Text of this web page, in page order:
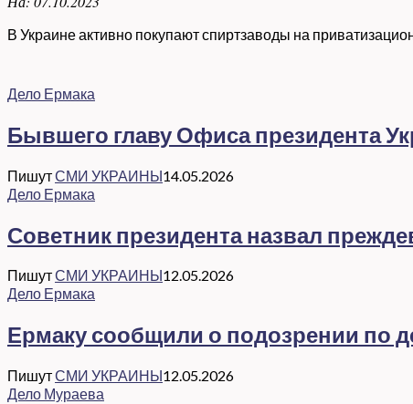
В Украине активно покупают спиртзаводы на
Дело Ермака
Бывшего главу Офиса президента
ПишутСМИ УКРАИНЫ14.05.2026
Дело Ермака
Советник президента назвал
ПишутСМИ УКРАИНЫ12.05.2026
Дело Ермака
Ермаку сообщили о подозрении по
ПишутСМИ УКРАИНЫ12.05.2026
Дело Мураева